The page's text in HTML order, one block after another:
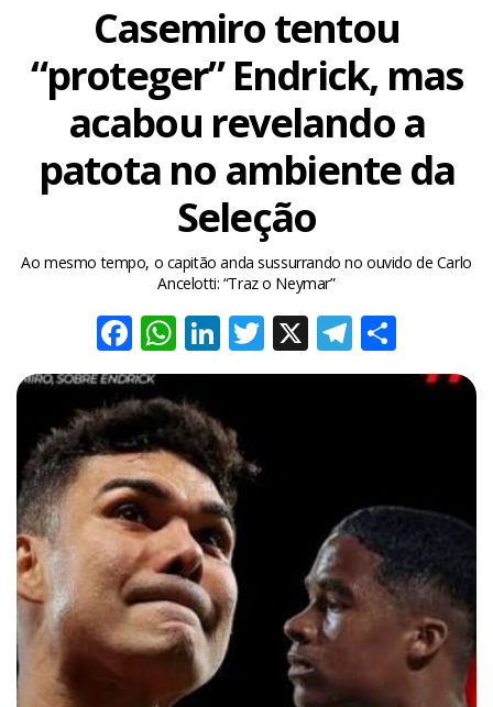
Casemiro tentou
“proteger” Endrick, mas
acabou revelando a
patota no ambiente da
Seleção
Ao mesmo tempo, o capitão anda sussurrando no ouvido de Carlo
Ancelotti: “Traz o Neymar”
Facebook
WhatsApp
LinkedIn
Twitter
X